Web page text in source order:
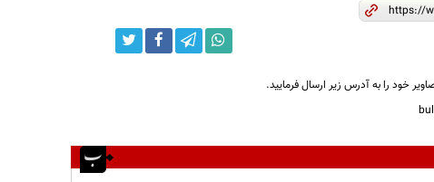
خود را به آدرس زیر ارسال فرمایید.